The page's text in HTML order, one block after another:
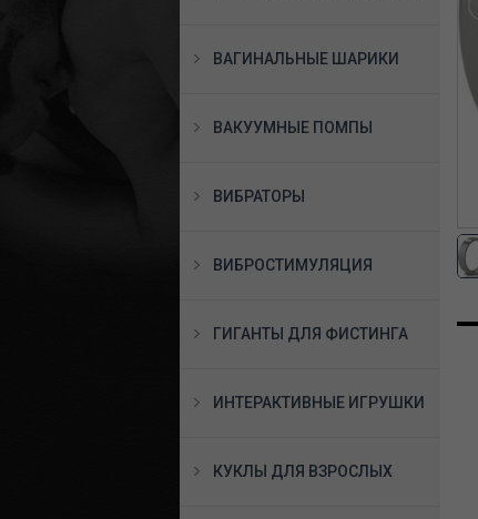
ВАГИНАЛЬНЫЕ ШАРИКИ
ВАКУУМНЫЕ ПОМПЫ
ВИБРАТОРЫ
ВИБРОСТИМУЛЯЦИЯ
ГИГАНТЫ ДЛЯ ФИСТИНГА
ИНТЕРАКТИВНЫЕ ИГРУШКИ
КУКЛЫ ДЛЯ ВЗРОСЛЫХ